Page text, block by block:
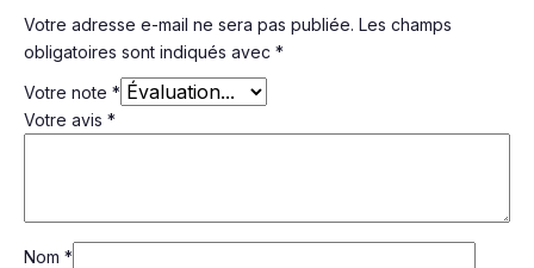
Votre adresse e-mail ne sera pas publiée. Les champs
obligatoires sont indiqués avec *
Votre note *
Votre avis *
Nom *